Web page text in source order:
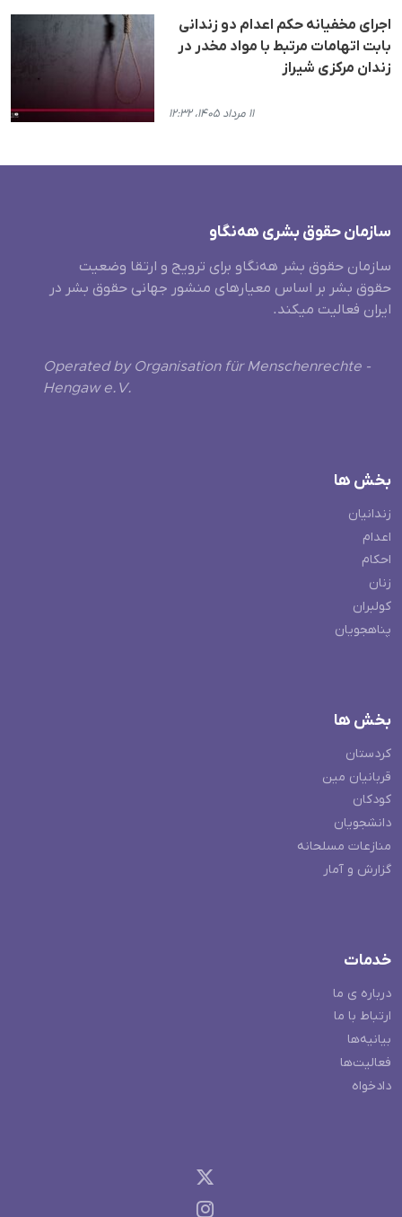
اجرای مخفیانه حکم اعدام دو زندانی
بابت اتهامات مرتبط با مواد مخدر در
زندان مرکزی شیراز
۱۱ مرداد ۱۴۰۵، ۱۲:۳۲
سازمان حقوق بشری هەنگاو
سازمان حقوق بشر هه‌نگاو برای ترویج و ارتقا وضعیت
حقوق بشر بر اساس معیارهای منشور جهانی حقوق بشر در
ایران فعالیت میکند.
Operated by Organisation für Menschenrechte -
Hengaw e.V.
بخش ها
زندانیان
اعدام
احکام
زنان
کولبران
پناهجویان
بخش ها
کردستان
قربانیان مین
کودکان
دانشجویان
منازعات مسلحانه
گزارش و آمار
خدمات
درباره ی ما
ارتباط با ما
بیانیه‌ها
فعالیت‌ها
دادخواه